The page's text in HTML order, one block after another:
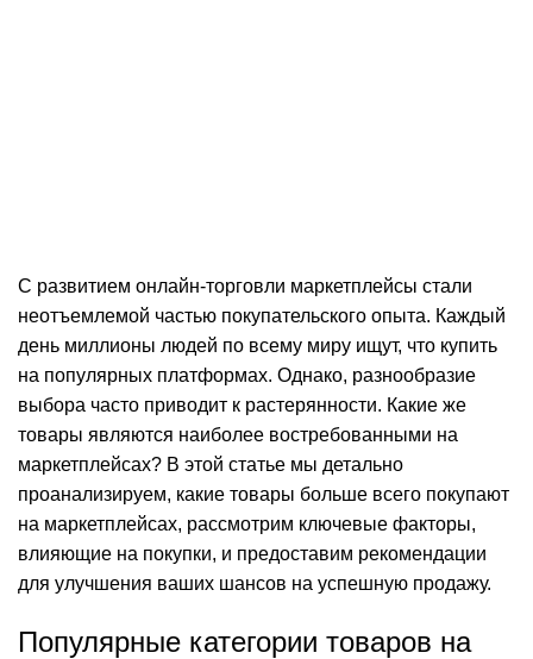
С развитием онлайн-торговли маркетплейсы стали
неотъемлемой частью покупательского опыта. Каждый
день миллионы людей по всему миру ищут, что купить
на популярных платформах. Однако, разнообразие
выбора часто приводит к растерянности. Какие же
товары являются наиболее востребованными на
маркетплейсах? В этой статье мы детально
проанализируем, какие товары больше всего покупают
на маркетплейсах, рассмотрим ключевые факторы,
влияющие на покупки, и предоставим рекомендации
для улучшения ваших шансов на успешную продажу.
Популярные категории товаров на